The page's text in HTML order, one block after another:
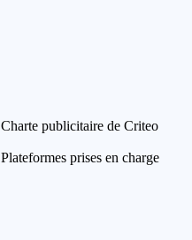
Charte publicitaire de Criteo
Plateformes prises en charge